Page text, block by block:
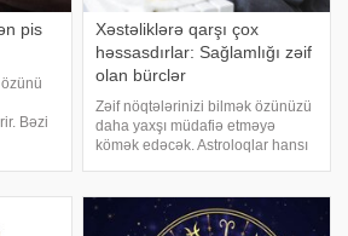
pis
Bəzi
Xəstəliklərə qarşı çox
həssasdırlar: Sağlamlığı zəif
olan bürclər
Zəif nöqtələrinizi bilmək özünüzü
daha yaxşı müdafiə etməyə
kömək edəcək. Astroloqlar hansı
daha zəifdirlər və müxtəlif mənfi
hallara qarşı həssasdırlar.